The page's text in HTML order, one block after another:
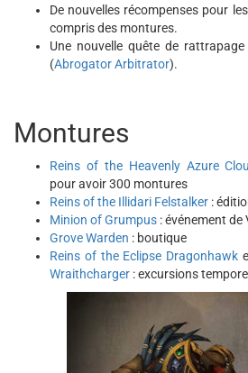
De nouvelles récompenses pour
compris des montures.
Une nouvelle quête de
(Abrogator Arbitrator).
Montures
Reins of the Heavenly Azure
pour avoir 300 montures
Reins of the Illidari Felstalker :
Minion of Grumpus : événement de
Grove Warden : boutique
Reins of the Eclipse Dragonhawk
Wraithcharger : excursions